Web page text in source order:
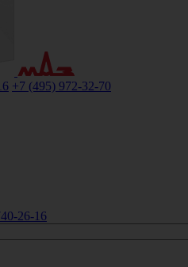
+7 (495) 972-32-70
26-16